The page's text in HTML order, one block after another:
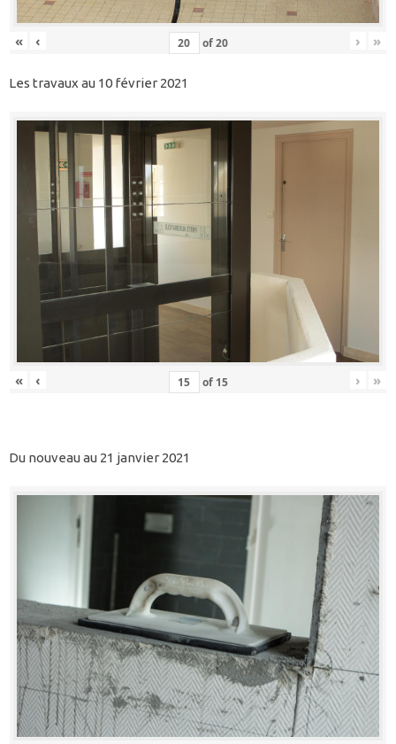
« ‹ of20 › »
Les travaux au 10 février 2021
« ‹ of 15 › »
Du nouveau au 21 janvier 2021